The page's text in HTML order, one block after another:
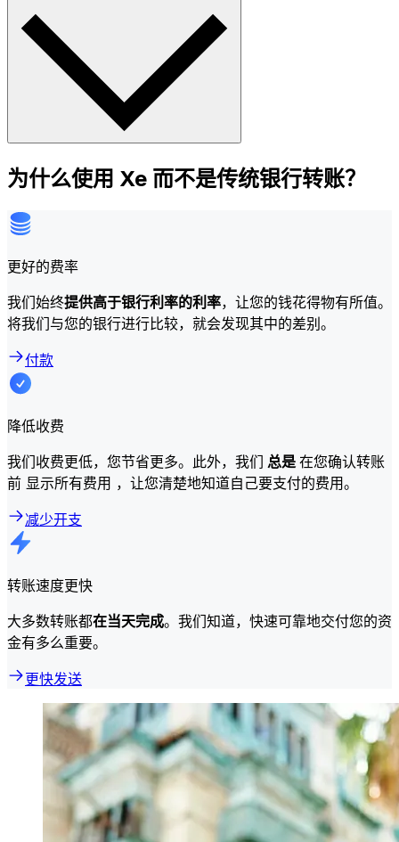
为什么使用 Xe 而不是传统银行转账？
更好的费率
我们始终提供高于银行利率的利率，让您的钱花得物有所值。
将我们与您的银行进行比较，就会发现其中的差别。
付款
降低收费
我们收费更低，您节省更多。此外，我们 总是在您确认转账
前 显示所有费用 ，让您清楚地知道自己要支付的费用。
减少开支
转账速度更快
大多数转账都在当天完成。我们知道，快速可靠地交付您的资
金有多么重要。
更快发送